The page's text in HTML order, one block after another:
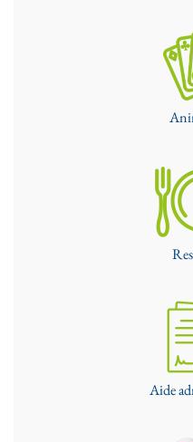
Aide